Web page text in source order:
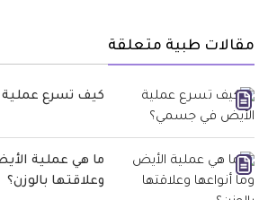
مقالات طبية متعلقة
كيف تسرع
ما هي عملية
وعلاقتها بالوزن؟